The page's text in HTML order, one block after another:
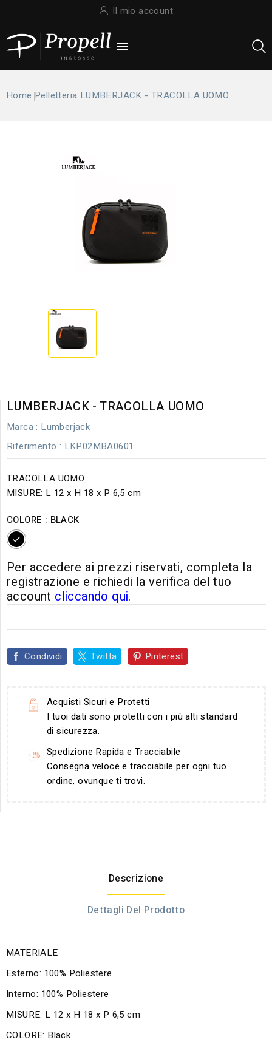
Il mio account

Home Pelletteria LUMBERJACK - TRACOLLA UOMO
LUMBERJACK - TRACOLLA UOMO
Marca : Lumberjack
Riferimento : LKP02MBA0601
TRACOLLA UOMO
MISURE: L 12 x H 18 x P 6,5 cm
COLORE : BLACK
BLACK
Per accedere ai prezzi riservati, completa la
registrazione e richiedi la verifica del tuo
account cliccando qui.
Condividi Twitta Pinterest
Acquisti Sicuri e Protetti
I tuoi dati sono protetti con i più alti standard
di sicurezza.
Spedizione Rapida e Tracciabile
Consegna veloce e tracciabile per ogni tuo
ordine, ovunque ti trovi.
Descrizione
Dettagli Del Prodotto
MATERIALE
Esterno: 100% Poliestere
Interno: 100% Poliestere
MISURE: L 12 x H 18 x P 6,5 cm
COLORE: Black